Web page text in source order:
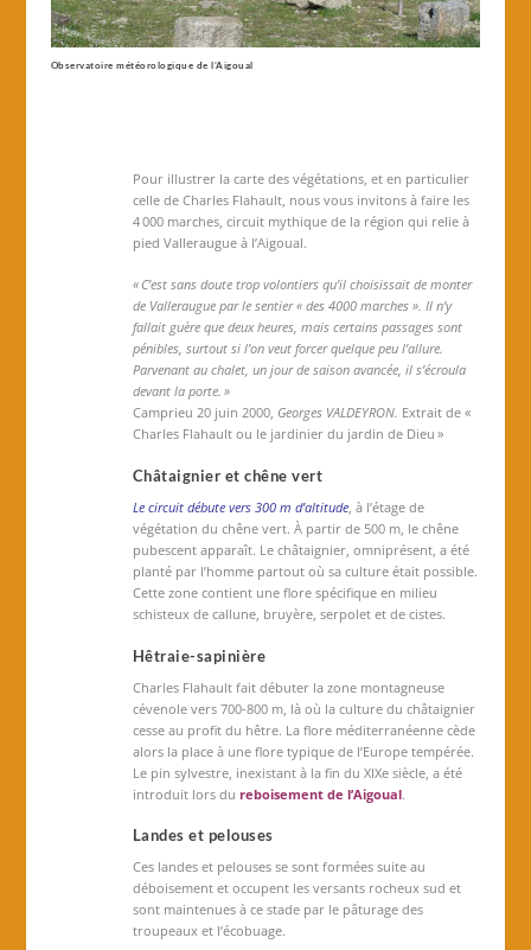
Observatoire météorologique de l’Aigoual
Pour illustrer la carte des végétations, et en particulier
celle de Charles Flahault, nous vous invitons à faire les
4 000 marches, circuit mythique de la région qui relie à
pied Valleraugue à l’Aigoual.
« C’est sans doute trop volontiers qu’il choisissait de monter
de Valleraugue par le sentier « des 4000 marches ». Il n’y
fallait guère que deux heures, mais certains passages sont
pénibles, surtout si l’on veut forcer quelque peu l’allure.
Parvenant au chalet, un jour de saison avancée, il s’écroula
devant la porte. »
Camprieu 20 juin 2000, Georges VALDEYRON. Extrait de «
Charles Flahault ou le jardinier du jardin de Dieu »
Châtaignier et chêne vert
Le circuit débute vers 300 m d’altitude, à l’étage de
végétation du chêne vert. À partir de 500 m, le chêne
pubescent apparaît. Le châtaignier, omniprésent, a été
planté par l’homme partout où sa culture était possible.
Cette zone contient une flore spécifique en milieu
schisteux de callune, bruyère, serpolet et de cistes.
Hêtraie-sapinière
Charles Flahault fait débuter la zone montagneuse
cévenole vers 700-800 m, là où la culture du châtaignier
cesse au profit du hêtre. La flore méditerranéenne cède
alors la place à une flore typique de l’Europe tempérée.
Le pin sylvestre, inexistant à la fin du XIXe siècle, a été
introduit lors du reboisement de l’Aigoual.
Landes et pelouses
Ces landes et pelouses se sont formées suite au
déboisement et occupent les versants rocheux sud et
sont maintenues à ce stade par le pâturage des
troupeaux et l’écobuage.